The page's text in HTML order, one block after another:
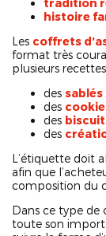
tradition
histoire
Les coffrets
format très
plusieurs
des
des
des
des
L’étiquette doit
afin que
composition du
Dans ce type de
toute son